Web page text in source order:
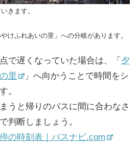
きます。
けふれあいの里」への分岐があります。
で遅くなっていた場合は、「 夕
里
」へ向かうことで時間をシ
。
うと帰りのバスに間に合わなさ
判断しましょう。
の時刻表｜バスナビ.com